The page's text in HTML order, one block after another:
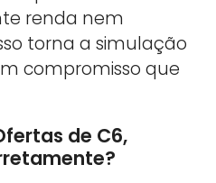
renda nem
torna a simulação
compromisso que
de C6,